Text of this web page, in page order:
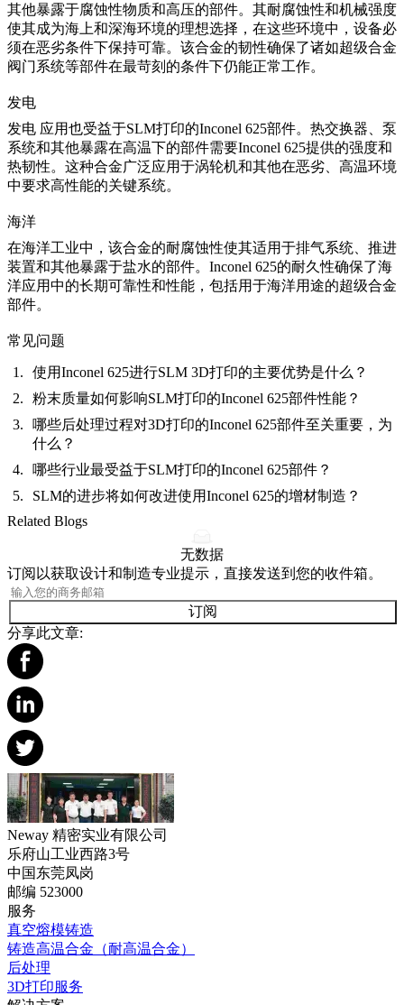
其他暴露于腐蚀性物质和高压的部件。其耐腐蚀性和机械强度
使其成为海上和深海环境的理想选择，在这些环境中，设备必
须在恶劣条件下保持可靠。该合金的韧性确保了诸如超级合金
阀门系统等部件在最苛刻的条件下仍能正常工作。
发电
发电 应用也受益于SLM打印的Inconel 625部件。热交换器、泵
系统和其他暴露在高温下的部件需要Inconel 625提供的强度和
热韧性。这种合金广泛应用于涡轮机和其他在恶劣、高温环境
中要求高性能的关键系统。
海洋
在海洋工业中，该合金的耐腐蚀性使其适用于排气系统、推进
装置和其他暴露于盐水的部件。Inconel 625的耐久性确保了海
洋应用中的长期可靠性和性能，包括用于海洋用途的超级合金
部件。
常见问题
使用Inconel 625进行SLM 3D打印的主要优势是什么？
粉末质量如何影响SLM打印的Inconel 625部件性能？
哪些后处理过程对3D打印的Inconel 625部件至关重要，为
什么？
哪些行业最受益于SLM打印的Inconel 625部件？
SLM的进步将如何改进使用Inconel 625的增材制造？
Related Blogs
无数据
订阅以获取设计和制造专业提示，直接发送到您的收件箱。
订阅
分享此文章:
Neway 精密实业有限公司
乐府山工业西路3号
中国东莞凤岗
邮编 523000
服务
真空熔模铸造
铸造高温合金（耐高温合金）
后处理
3D打印服务